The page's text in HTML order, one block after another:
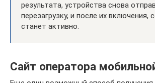
результата, устройства снова
перезагрузку, и после их включения,
станет активно.
Сайт оператора